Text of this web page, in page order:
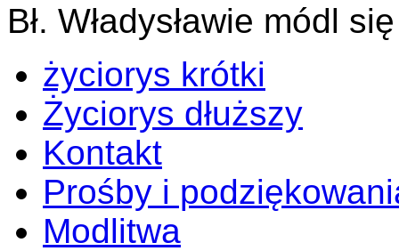
Bł. Władysławie módl
życiorys krótki
Życiorys dłuższy
Kontakt
Prośby i
Modlitwa